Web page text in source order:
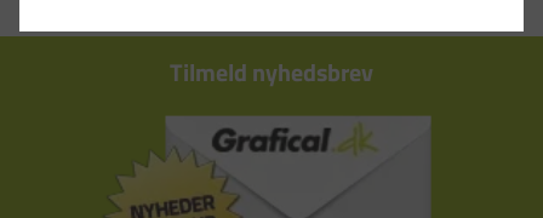
Tilmeld nyhedsbrev